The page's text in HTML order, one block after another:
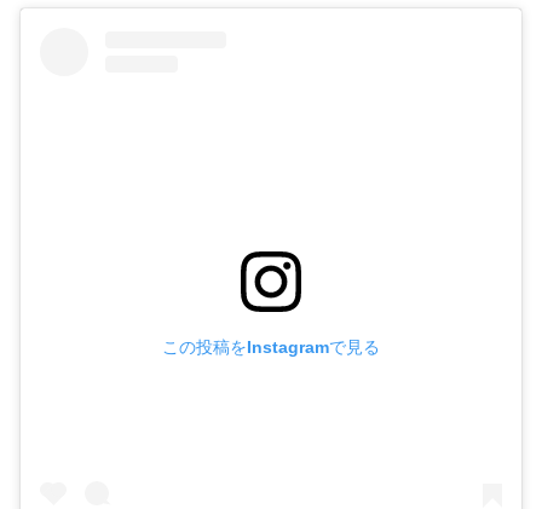
この投稿をInstagramで見る